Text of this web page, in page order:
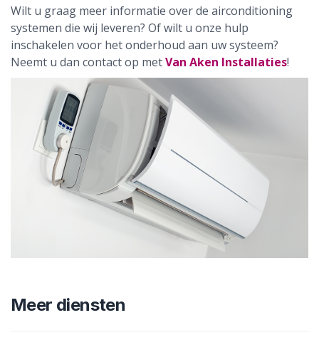
Wilt u graag meer informatie over de airconditioning
systemen die wij leveren? Of wilt u onze hulp
inschakelen voor het onderhoud aan uw systeem?
Neemt u dan contact op metVan Aken Installaties!
Meer diensten